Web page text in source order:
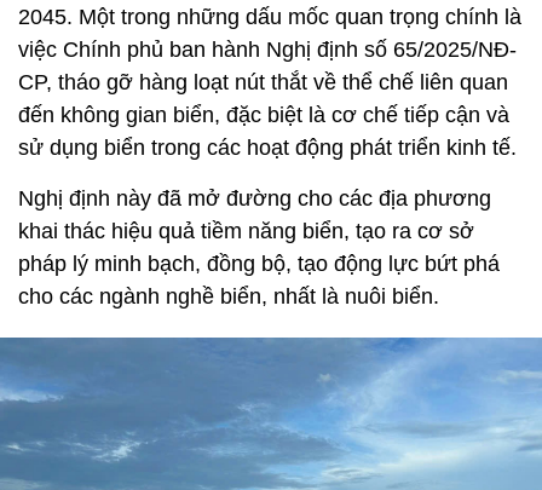
2045. Một trong những dấu mốc quan trọng chính là
việc Chính phủ ban hành Nghị định số 65/2025/NĐ-
CP, tháo gỡ hàng loạt nút thắt về thể chế liên quan
đến không gian biển, đặc biệt là cơ chế tiếp cận và
sử dụng biển trong các hoạt động phát triển kinh tế.
Nghị định này đã mở đường cho các địa phương
khai thác hiệu quả tiềm năng biển, tạo ra cơ sở
pháp lý minh bạch, đồng bộ, tạo động lực bứt phá
cho các ngành nghề biển, nhất là nuôi biển.